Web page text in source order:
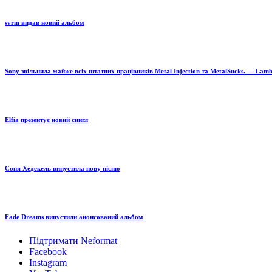
svrm видав новий альбом
Sony звільнила майже всіх штатних працівників Metal Injection та MetalSucks. —
Elfia презентує новий сингл
Соня Хедекель випустила нову пісню
Fade Dreams випустили анонсований альбом
Підтримати Neformat
Facebook
Instagram